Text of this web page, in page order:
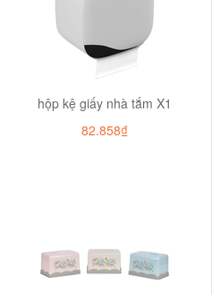
hộp kệ giấy nhà tắm X1
82.858₫